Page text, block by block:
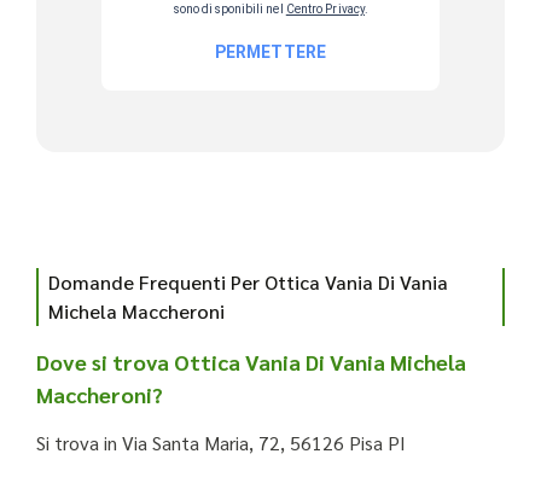
Domande Frequenti Per Ottica Vania Di Vania
Michela Maccheroni
Dove si trova Ottica Vania Di Vania Michela
Maccheroni?
Si trova in Via Santa Maria, 72, 56126 Pisa PI